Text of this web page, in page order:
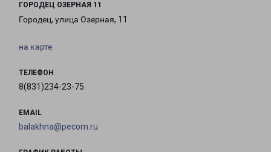
ГОРОДЕЦ ОЗЕРНАЯ 11
Городец, улица Озерная, 11
на карте
ТЕЛЕФОН
8(831)234-23-75
EMAIL
balakhna@pecom.ru